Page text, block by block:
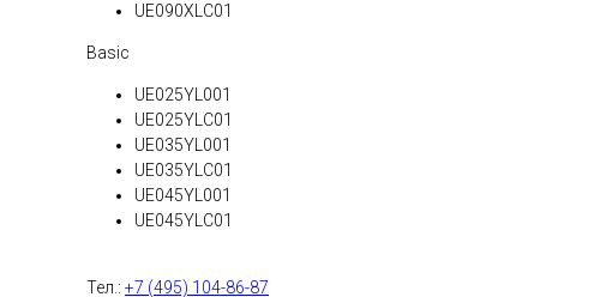
UE090XLC01
Basic
UE025YL001
UE025YLC01
UE035YL001
UE035YLC01
UE045YL001
UE045YLC01
Тел.: +7 (495) 104-86-87